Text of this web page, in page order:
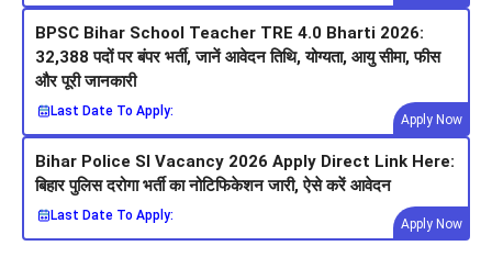
BPSC Bihar School Teacher TRE 4.0 Bharti 2026:
32,388 पदों पर बंपर भर्ती, जानें आवेदन तिथि, योग्यता, आयु सीमा, फीस
और पूरी जानकारी
Last Date To Apply:
Apply Now
Bihar Police SI Vacancy 2026 Apply Direct Link Here:
बिहार पुलिस दरोगा भर्ती का नोटिफिकेशन जारी, ऐसे करें आवेदन
Last Date To Apply:
Apply Now